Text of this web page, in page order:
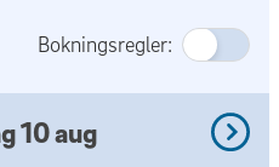
Bokningsregler:
10 aug